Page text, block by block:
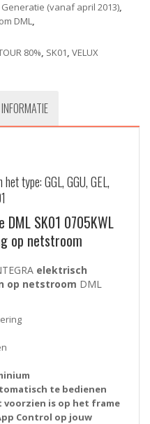
(vanaf april 2013),
DML,
80%, SK01, VELUX
type: GGL, GGU, GEL,
SK01 0705KWL
op netstroom
elektrisch
op netstroom DML
te bedienen
is op het frame
Control op jouw